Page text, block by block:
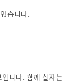
습니다.
니다. 함께 살자는